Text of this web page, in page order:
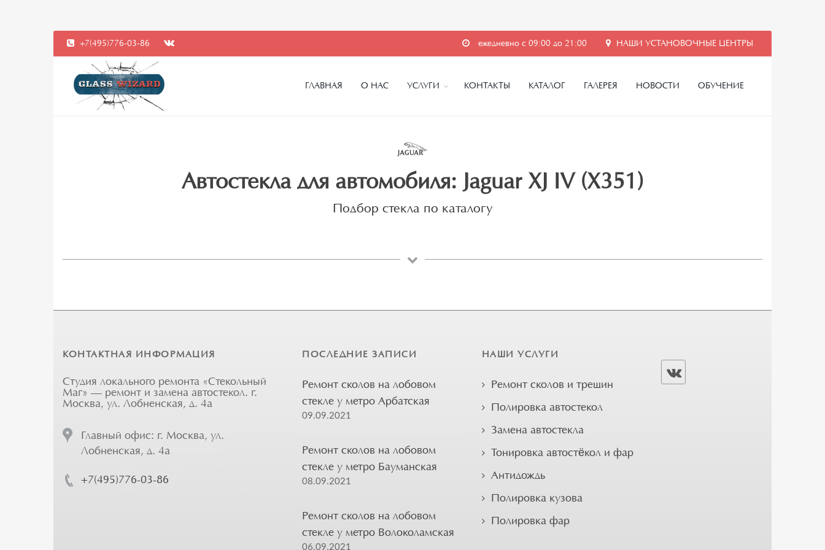
ежедневно с 09:00 до 21:00 НАШИ УСТАНОВОЧНЫЕ ЦЕНТРЫ
+7(495)776-03-86
ГЛАВНАЯ О НАС УСЛУГИ КОНТАКТЫ КАТАЛОГ ГАЛЕРЕЯ НОВОСТИ ОБУЧЕНИЕ
Автостекла для автомобиля: Jaguar XJ IV (X351)
Подбор стекла по каталогу
КОНТАКТНАЯ ИНФОРМАЦИЯ
Студия локального ремонта «Стекольный
Маг» — ремонт и замена автостекол. г.
Москва, ул. Лобненская, д. 4а
Главный офис: г. Москва, ул.
Лобненская, д. 4а
+7(495)776-03-86
ПОСЛЕДНИЕ ЗАПИСИ
Ремонт сколов на лобовом
стекле у метро Арбатская
09.09.2021
Ремонт сколов на лобовом
стекле у метро Бауманская
08.09.2021
Ремонт сколов на лобовом
стекле у метро Волоколамская
06.09.2021
НАШИ УСЛУГИ
Ремонт сколов и трещин
Полировка автостекол
Замена автостекла
Тонировка автостёкол и фар
Антидождь
Полировка кузова
Полировка фар